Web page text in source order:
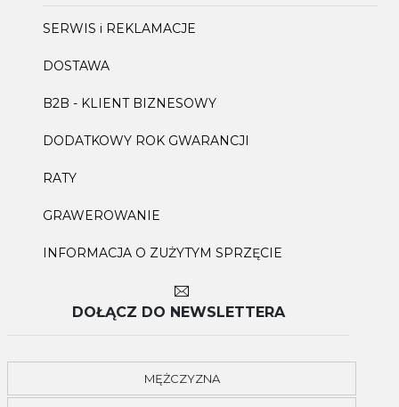
SERWIS i REKLAMACJE
DOSTAWA
B2B - KLIENT BIZNESOWY
DODATKOWY ROK GWARANCJI
RATY
GRAWEROWANIE
INFORMACJA O ZUŻYTYM SPRZĘCIE
DOŁĄCZ DO NEWSLETTERA
MĘŻCZYZNA